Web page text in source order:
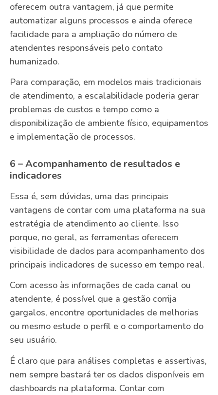
oferecem outra vantagem, já que permite
automatizar alguns processos e ainda oferece
facilidade para a ampliação do número de
atendentes responsáveis pelo contato
humanizado.
Para comparação, em modelos mais tradicionais
de atendimento, a escalabilidade poderia gerar
problemas de custos e tempo como a
disponibilização de ambiente físico, equipamentos
e implementação de processos.
6 – Acompanhamento de resultados e
indicadores
Essa é, sem dúvidas, uma das principais
vantagens de contar com uma plataforma na sua
estratégia de atendimento ao cliente. Isso
porque, no geral, as ferramentas oferecem
visibilidade de dados para acompanhamento dos
principais indicadores de sucesso em tempo real.
Com acesso às informações de cada canal ou
atendente, é possível que a gestão corrija
gargalos, encontre oportunidades de melhorias
ou mesmo estude o perfil e o comportamento do
seu usuário.
É claro que para análises completas e assertivas,
nem sempre bastará ter os dados disponíveis em
dashboards na plataforma. Contar com